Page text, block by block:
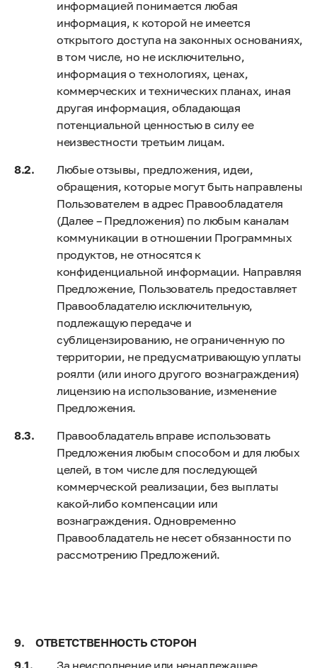
информацией понимается любая
информация, к которой не имеется
открытого доступа на законных основаниях,
в том числе, но не исключительно,
информация о технологиях, ценах,
коммерческих и технических планах, иная
другая информация, обладающая
потенциальной ценностью в силу ее
неизвестности третьим лицам.
Любые отзывы, предложения, идеи,
обращения, которые могут быть направлены
Пользователем в адрес Правообладателя
(Далее – Предложения) по любым каналам
коммуникации в отношении Программных
продуктов, не относятся к
конфиденциальной информации. Направляя
Предложение, Пользователь предоставляет
Правообладателю исключительную,
подлежащую передаче и
сублицензированию, не ограниченную по
территории, не предусматривающую уплаты
роялти (или иного другого вознаграждения)
лицензию на использование, изменение
Предложения.
Правообладатель вправе использовать
Предложения любым способом и для любых
целей, в том числе для последующей
коммерческой реализации, без выплаты
какой-либо компенсации или
вознаграждения. Одновременно
Правообладатель не несет обязанности по
рассмотрению Предложений.
ОТВЕТСТВЕННОСТЬ СТОРОН
За неисполнение или ненадлежащее